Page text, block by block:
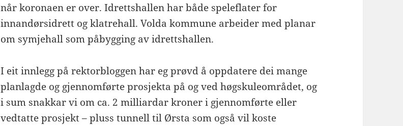
når koronaen er over. Idrettshallen har både speleflater for
innandørsidrett og klatrehall. Volda kommune arbeider med planar
om symjehall som påbygging av idrettshallen.
I eit innlegg på rektorbloggen har eg prøvd å oppdatere dei mange
planlagde og gjennomførte prosjekta på og ved høgskuleområdet, og
i sum snakkar vi om ca. 2 milliardar kroner i gjennomførte eller
vedtatte prosjekt – pluss tunnell til Ørsta som også vil koste